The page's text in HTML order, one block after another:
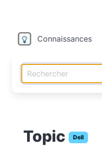
Connaissances
Topic Dell